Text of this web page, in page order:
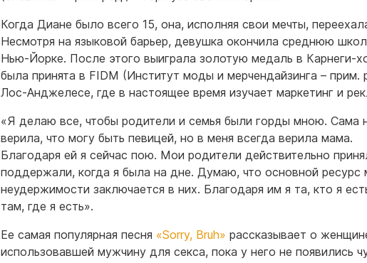
Когда Диане было всего 15, она, исполняя свои мечты,
Несмотря на языковой барьер, девушка окончила среднюю
Нью-Йорке. После этого выиграла золотую медаль в Карнеги-
была принята в FIDM (Институт моды и мерчендайзинга – прим.
Лос-Анджелесе, где в настоящее время изучает маркетинг и
«Я делаю все, чтобы родители и семья были горды мною. Сама
верила, что могу быть певицей, но в меня всегда верила мама.
Благодаря ей я сейчас пою. Мои родители действительно
поддержали, когда я была на дне. Думаю, что основной ресурс
неудержимости заключается в них. Благодаря им я та, кто я
там, где я есть».
Ее самая популярная песня «Sorry, Bruh» рассказывает о
использовавшей мужчину для секса, пока у него не появились